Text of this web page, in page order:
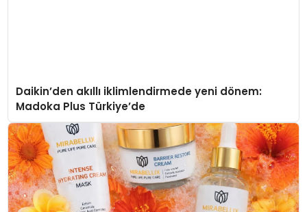
Daikin’den akıllı iklimlendirmede yeni dönem:
Madoka Plus Türkiye’de